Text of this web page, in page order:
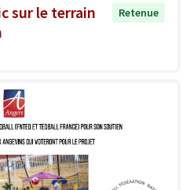
sur le terrain
Retenue